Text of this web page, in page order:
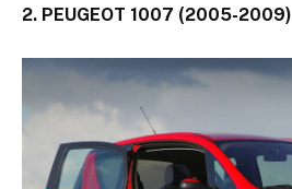
2. PEUGEOT 1007 (2005-2009)